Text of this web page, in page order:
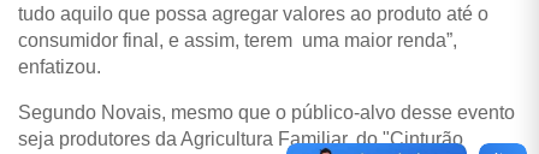
tudo aquilo que possa agregar valores ao produto até o
consumidor final, e assim, terem uma maior renda”,
enfatizou.
Segundo Novais, mesmo que o público-alvo desse evento
seja produtores da Agricultura Familiar, do "Cinturão